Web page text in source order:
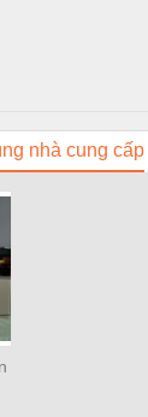
nhà cung cấp